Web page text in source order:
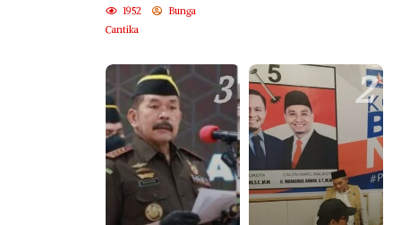
1952
Bunga
Cantika
3 2